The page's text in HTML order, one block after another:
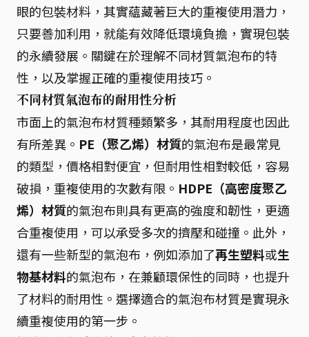
眼的包裝材料，其實蘊藏著巨大的重複使用潛力，
只要善加利用，就能有效降低環境負擔，實現包裝
的永續發展。關鍵在於理解不同材質氣泡布的特
性，以及掌握正確的重複使用技巧。
不同材質氣泡布的耐用性分析
市面上的氣泡布材質種類繁多，其耐用程度也因此
有所差異。 PE（聚乙烯）材質的氣泡布是最常見
的類型，價格相對便宜，但耐用性相對較低，容易
破損，重複使用的次數有限。 HDPE（高密度聚乙
烯）材質的氣泡布則具有更高的強度和韌性，更適
合重複使用，可以承受多次的擠壓和碰撞。此外，
還有一些新型的氣泡布，例如添加了再生塑料或生
物基材料的氣泡布，在兼顧環保性的同時，也提升
了材料的耐用性。選擇適合的氣泡布材質是實現永
續重複使用的第一步。